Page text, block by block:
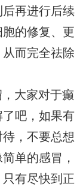
再进行后续
的修复、更
而完全祛除
，大家对于癫
吧，如果有
，不要总想
单的感冒，
有尽快到正